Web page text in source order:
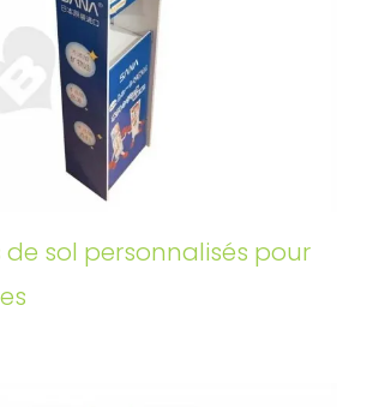
de sol personnalisés pour